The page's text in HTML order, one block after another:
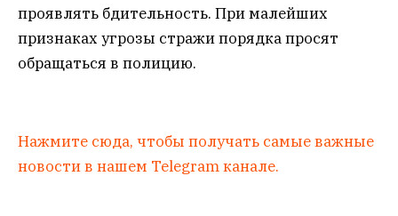
проявлять бдительность. При малейших
признаках угрозы стражи порядка просят
обращаться в полицию.
Нажмите сюда, чтобы получать самые важные
новости в нашем Telegram канале.